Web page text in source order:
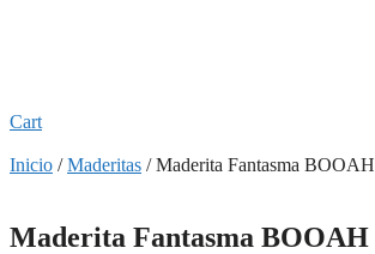
Cart
Inicio /Maderitas / Maderita Fantasma BOOAH
Maderita Fantasma BOOAH